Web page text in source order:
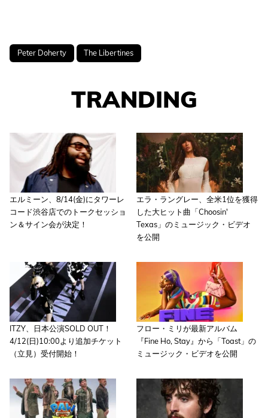
Peter Doherty The Libertines
TRANDING
エルミーン、8/14(金)にタワーレ
コード渋谷店でのトークセッショ
ン＆サイン会が決定！
エラ・ラングレー、全米1位を獲得
した大ヒット曲「Choosin'
Texas」のミュージック・ビデオ
を公開
ITZY、日本公演SOLD OUT！
4/12(日)10:00より追加チケット
（立見）受付開始！
フロー・ミリが最新アルバム
『Fine Ho, Stay』から「Toast」の
ミュージック・ビデオを公開